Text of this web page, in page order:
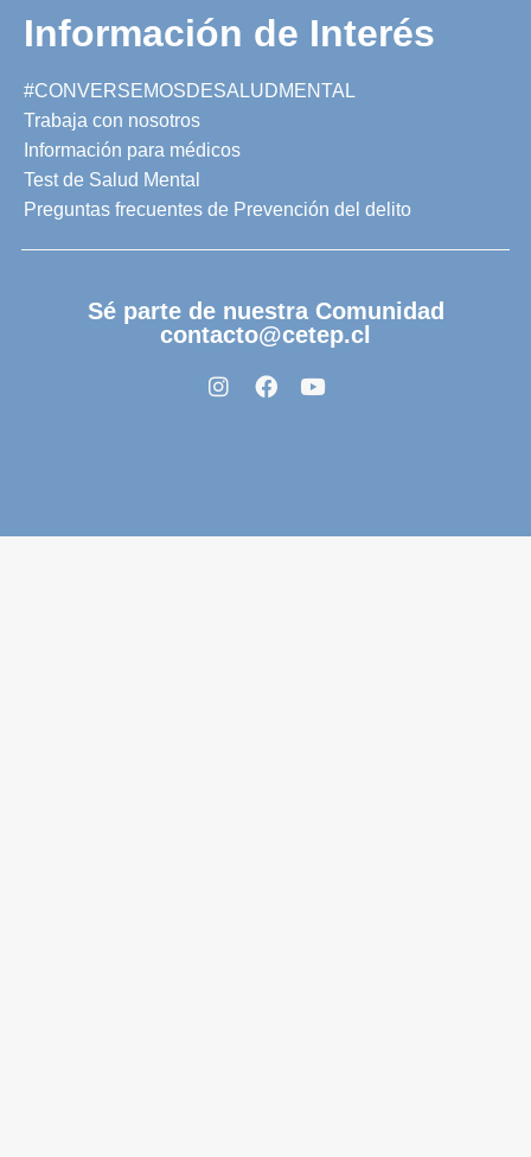
Información de Interés
#CONVERSEMOSDESALUDMENTAL
Trabaja con nosotros
Información para médicos
Test de Salud Mental
Preguntas frecuentes de Prevención del delito
Sé parte de nuestra Comunidad
contacto@cetep.cl